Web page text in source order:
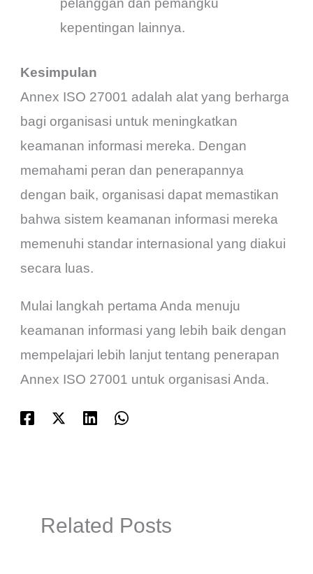
pelanggan dan pemangku
kepentingan lainnya.
Kesimpulan
Annex ISO 27001 adalah alat yang berharga
bagi organisasi untuk meningkatkan
keamanan informasi mereka. Dengan
memahami peran dan penerapannya
dengan baik, organisasi dapat memastikan
bahwa sistem keamanan informasi mereka
memenuhi standar internasional yang diakui
secara luas.
Mulai langkah pertama Anda menuju
keamanan informasi yang lebih baik dengan
mempelajari lebih lanjut tentang penerapan
Annex ISO 27001 untuk organisasi Anda.
Related Posts